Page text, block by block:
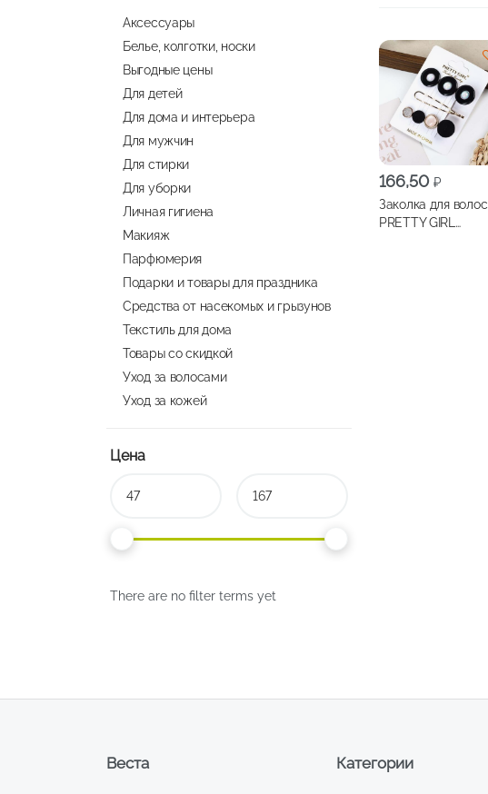
Аксессуары
Белье, колготки, носки
Выгодные цены
Для детей
Для дома и интерьера
Для мужчин
Для стирки
Для уборки
Личная гигиена
Макияж
Парфюмерия
Подарки и товары для праздника
Средства от насекомых и грызунов
Текстиль для дома
Товары со скидкой
Уход за волосами
Уход за кожей
Цена
There are no filter terms yet
166,50 ₽
Заколка для волос
PRETTY GIRL
Категории
Веста